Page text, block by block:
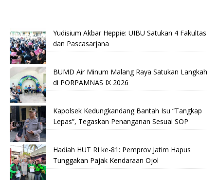
Yudisium Akbar Heppie: UIBU Satukan 4 Fakultas
dan Pascasarjana
BUMD Air Minum Malang Raya Satukan Langkah
di PORPAMNAS IX 2026
Kapolsek Kedungkandang Bantah Isu “Tangkap
Lepas”, Tegaskan Penanganan Sesuai SOP
Hadiah HUT RI ke-81: Pemprov Jatim Hapus
Tunggakan Pajak Kendaraan Ojol